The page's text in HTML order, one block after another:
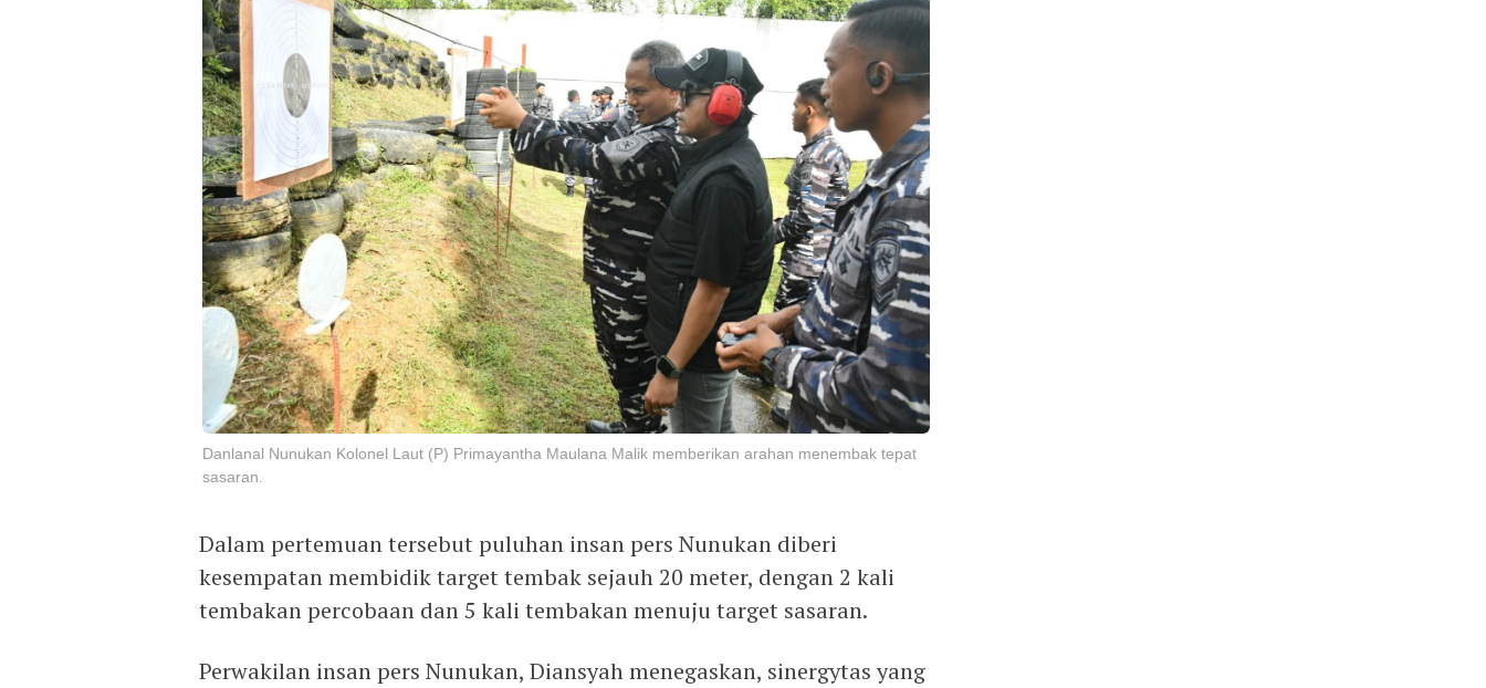
Danlanal Nunukan Kolonel Laut (P) Primayantha Maulana Malik memberikan arahan menembak tepat
sasaran.
Dalam pertemuan tersebut puluhan insan pers Nunukan diberi
kesempatan membidik target tembak sejauh 20 meter, dengan 2 kali
tembakan percobaan dan 5 kali tembakan menuju target sasaran.
Perwakilan insan pers Nunukan, Diansyah menegaskan, sinergytas yang